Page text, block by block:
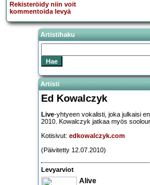
Rekisteröidy niin voit
kommentoida levyä
Artistihaku
Artisti
Ed Kowalczyk
Live-yhtyeen vokalisti, joka julkaisi
2010. Kowalczyk jatkaa myös
Kotisivut: edkowalczyk.com
(Päivitetty 12.07.2010)
Levyarviot
Alive